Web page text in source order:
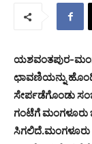
ಯಶವಂತಪುರ-
ಛಾವಣಿಯನ್ನು
ಸೇರ್ಪಡೆಗೊಂಡು
ಗಂಟೆಗೆ ಮಂಗಳೂರು
ಸಿಗಲಿದೆ.